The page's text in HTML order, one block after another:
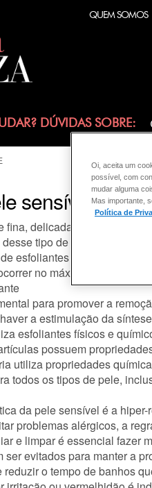
QUEM SOMOS
DÚVIDAS SOBRE:
sensível.
fina, delicada e frágil, a
tipo de pele.
esfoliantes deve ser feita
no máximo duas
para promover a
a estimulação da
esfoliantes físicos e
possuem
utiliza propriedades
todos os tipos de pele,
da pele sensível é a
problemas alérgicos, a
e limpar é essencial fazer
ser evitados para manter a
reduzir o tempo de banhos
Oi, aceita um
possível, com
mudar alguma
Mas importante,
Política de